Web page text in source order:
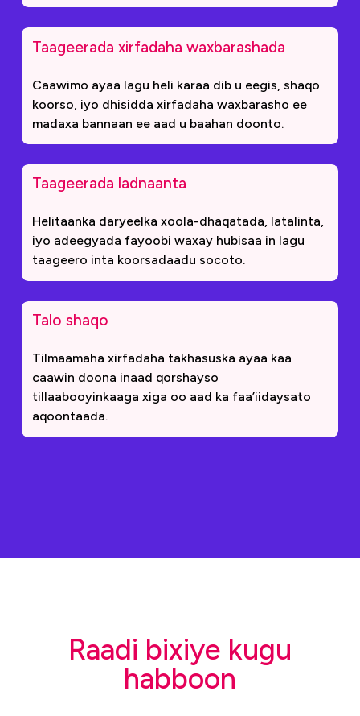
Taageerada xirfadaha waxbarashada
Caawimo ayaa lagu heli karaa dib u eegis, shaqo
koorso, iyo dhisidda xirfadaha waxbarasho ee
madaxa bannaan ee aad u baahan doonto.
Taageerada ladnaanta
Helitaanka daryeelka xoola-dhaqatada, latalinta,
iyo adeegyada fayoobi waxay hubisaa in lagu
taageero inta koorsadaadu socoto.
Talo shaqo
Tilmaamaha xirfadaha takhasuska ayaa kaa
caawin doona inaad qorshayso
tillaabooyinkaaga xiga oo aad ka faa’iidaysato
aqoontaada.
Raadi bixiye kugu
habboon